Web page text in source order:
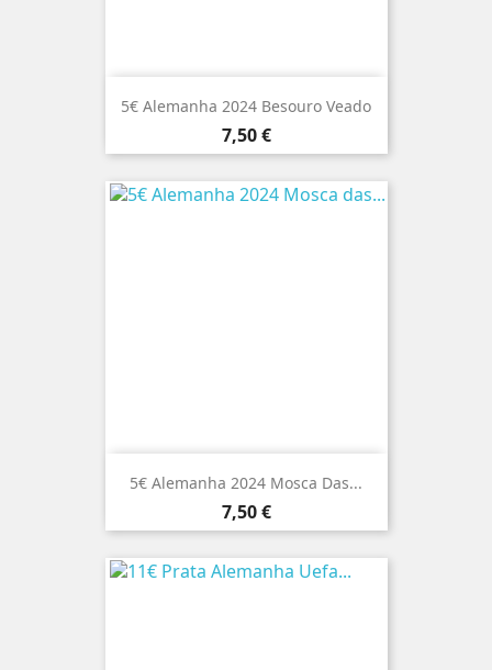
5€ Alemanha 2024 Besouro Veado
Preço
7,50 €
5€ Alemanha 2024 Mosca Das...
Preço
7,50 €